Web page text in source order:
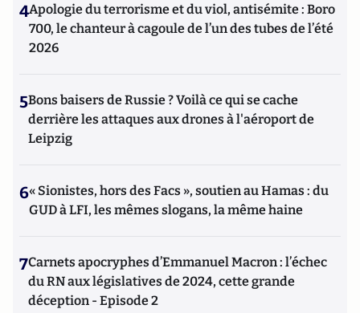
4Apologie du terrorisme et du viol, antisémite : Boro
700, le chanteur à cagoule de l’un des tubes de l’été
2026
5Bons baisers de Russie ? Voilà ce qui se cache
derrière les attaques aux drones à l'aéroport de
Leipzig
6« Sionistes, hors des Facs », soutien au Hamas : du
GUD à LFI, les mêmes slogans, la même haine
7Carnets apocryphes d’Emmanuel Macron : l’échec
du RN aux législatives de 2024, cette grande
déception - Episode 2